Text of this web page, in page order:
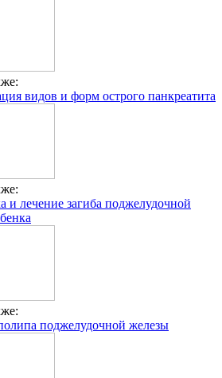
видов и форм острого панкреатита
и лечение загиба поджелудочной
поджелудочной железы